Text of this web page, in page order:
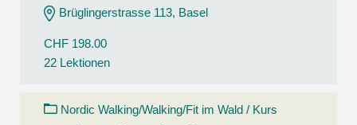
Brüglingerstrasse 113, Basel
CHF 198.00
22 Lektionen
Nordic Walking/Walking/Fit im Wald / Kurs